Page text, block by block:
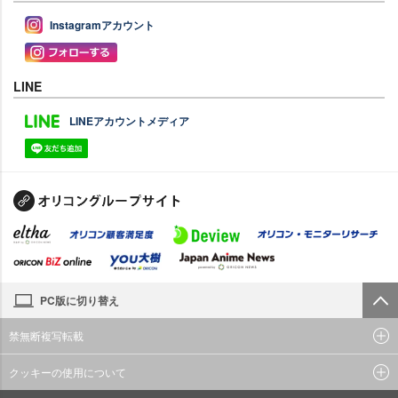
Instagramアカウント
LINE
LINEアカウントメディア
PC版に切り替え
禁無断複写転載
クッキーの使用について